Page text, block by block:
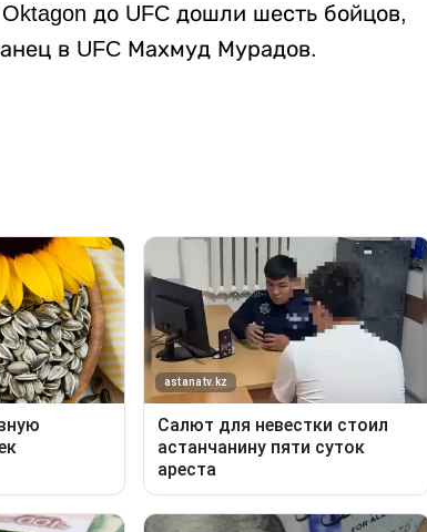
до UFC дошли шесть бойцов,
в UFC Махмуд Мурадов.